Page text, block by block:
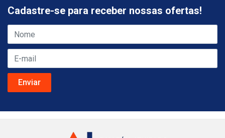
Cadastre-se para receber nossas ofertas!